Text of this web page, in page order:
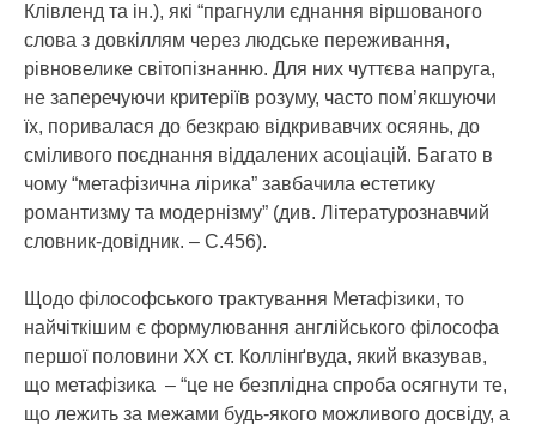
Клівленд та ін.), які “прагнули єднання віршованого
слова з довкіллям через людське переживання,
рівновелике світопізнанню. Для них чуттєва напруга,
не заперечуючи критеріїв розуму, часто пом’якшуючи
їх, поривалася до безкраю відкривавчих осяянь, до
сміливого поєднання віддалених асоціацій. Багато в
чому “метафізична лірика” завбачила естетику
романтизму та модернізму” (див. Літературознавчий
словник-довідник. – С.456).
Щодо філософського трактування Метафізики, то
найчіткішим є формулювання англійського філософа
першої половини ХХ ст. Коллінґвуда, який вказував,
що метафізика – “це не безплідна спроба осягнути те,
що лежить за межами будь-якого можливого досвіду, а